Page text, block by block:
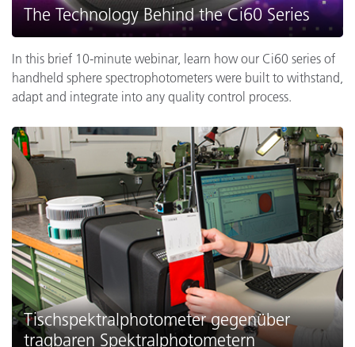
The Technology Behind the Ci60 Series
In this brief 10-minute webinar, learn how our Ci60 series of
handheld sphere spectrophotometers were built to withstand,
adapt and integrate into any quality control process.
Tischspektralphotometer gegenüber
tragbaren Spektralphotometern